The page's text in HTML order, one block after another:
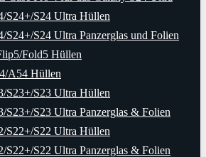
S24+/S24 Ultra Hüllen
S24+/S24 Ultra Panzerglas und Folien
Fold5 Hüllen
A54 Hüllen
S23+/S23 Ultra Hüllen
S23+/S23 Ultra Panzerglas & Folien
S22+/S22 Ultra Hüllen
S22+/S22 Ultra Panzerglas & Folien